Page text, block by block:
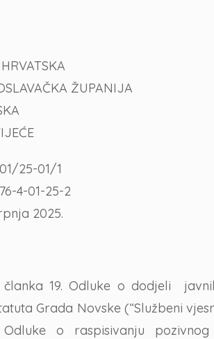
ŽUPANIJA
25-01/1
4-01-25-2
2025.
19. Odluke o dodjeli
Grada Novske (“Službeni
o raspisivanju pozivnog